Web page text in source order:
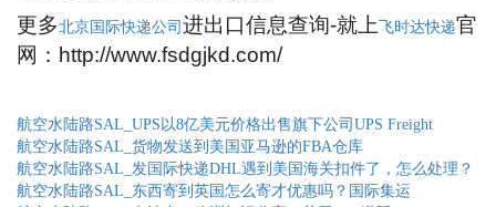
更多北京国际快递公司进出口信息查询-就上飞时达快递官
网：http://www.fsdgjkd.com/
航空水陆路SAL_UPS以8亿美元价格出售旗下公司UPS Freight
航空水陆路SAL_货物发送到美国亚马逊的FBA仓库
航空水陆路SAL_发国际快递DHL遇到美国海关扣件了，怎么处理？
航空水陆路SAL_东西寄到英国怎么寄才优惠吗？国际集运